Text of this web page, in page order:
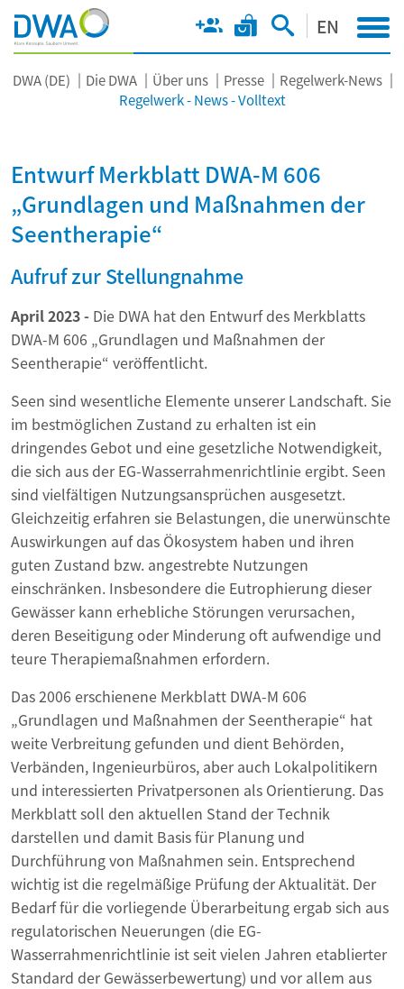
EN
DWA (DE) Die DWA Über uns Presse
Regelwerk-News
Regelwerk - News - Volltext
Entwurf Merkblatt DWA-M 606
„Grundlagen und Maßnahmen der
Seentherapie“
Aufruf zur Stellungnahme
April 2023 - Die DWA hat den Entwurf des Merkblatts
DWA-M 606 „Grundlagen und Maßnahmen der
Seentherapie“ veröffentlicht.
Seen sind wesentliche Elemente unserer Landschaft. Sie
im bestmöglichen Zustand zu erhalten ist ein
dringendes Gebot und eine gesetzliche Notwendigkeit,
die sich aus der EG-Wasserrahmenrichtlinie ergibt. Seen
sind vielfältigen Nutzungsansprüchen ausgesetzt.
Gleichzeitig erfahren sie Belastungen, die unerwünschte
Auswirkungen auf das Ökosystem haben und ihren
guten Zustand bzw. angestrebte Nutzungen
einschränken. Insbesondere die Eutrophierung dieser
Gewässer kann erhebliche Störungen verursachen,
deren Beseitigung oder Minderung oft aufwendige und
teure Therapiemaßnahmen erfordern.
Das 2006 erschienene Merkblatt DWA-M 606
„Grundlagen und Maßnahmen der Seentherapie“ hat
weite Verbreitung gefunden und dient Behörden,
Verbänden, Ingenieurbüros, aber auch Lokalpolitikern
und interessierten Privatpersonen als Orientierung. Das
Merkblatt soll den aktuellen Stand der Technik
darstellen und damit Basis für Planung und
Durchführung von Maßnahmen sein. Entsprechend
wichtig ist die regelmäßige Prüfung der Aktualität. Der
Bedarf für die vorliegende Überarbeitung ergab sich aus
regulatorischen Neuerungen (die EG-
Wasserrahmenrichtlinie ist seit vielen Jahren etablierter
Standard der Gewässerbewertung) und vor allem aus